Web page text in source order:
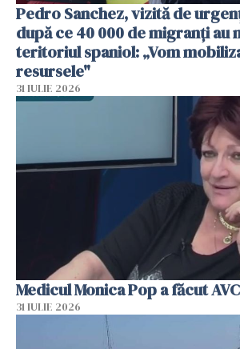
Pedro Sanchez, vizită de
după ce 40 000 de migranți au
teritoriul spaniol: „Vom
resursele"
31 IULIE 2026
Medicul Monica Pop a făcut AVC
31 IULIE 2026